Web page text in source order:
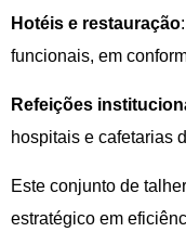
Hotéis e restauração
funcionais, em
Refeições
hospitais e cafetarias
Este conjunto de
estratégico em